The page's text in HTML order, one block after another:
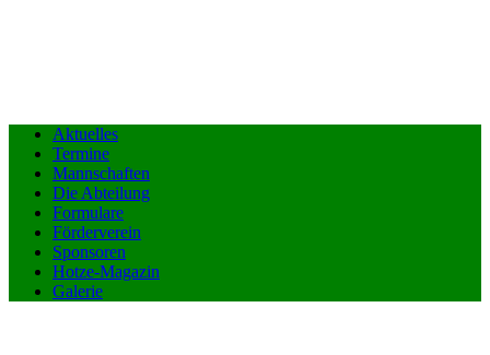
Aktuelles
Termine
Mannschaften
Die Abteilung
Formulare
Förderverein
Sponsoren
Hotze-Magazin
Galerie